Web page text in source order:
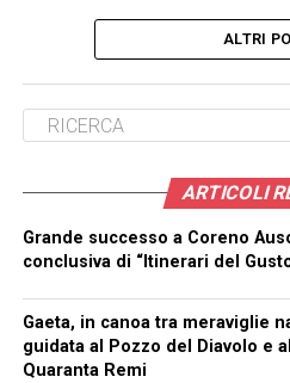
ALTRI
ARTICOLI
Grande successo a Coreno
conclusiva di “Itinerari del
Gaeta, in canoa tra meraviglie
guidata al Pozzo del Diavolo e
Quaranta Remi